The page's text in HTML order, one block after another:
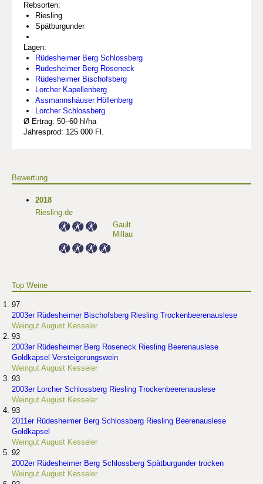
Rebsorten:
Riesling
Spätburgunder
Lagen:
Rüdesheimer Berg Schlossberg
Rüdesheimer Berg Roseneck
Rüdesheimer Bischofsberg
Lorcher Kapellenberg
Assmannshäuser Höllenberg
Lorcher Schlossberg
Ø Ertrag: 50–60 hl/ha
Jahresprod: 125 000 Fl.
Bewertung
2018
Riesling.de
Gault
Millau
Top Weine
97
2003er Rüdesheimer Bischofsberg Riesling Trockenbeerenauslese
Weingut August Kesseler
93
2003er Rüdesheimer Berg Roseneck Riesling Beerenauslese
Goldkapsel Versteigerungswein
Weingut August Kesseler
93
2003er Lorcher Schlossberg Riesling Trockenbeerenauslese
Weingut August Kesseler
93
2011er Rüdesheimer Berg Schlossberg Riesling Beerenauslese
Goldkapsel
Weingut August Kesseler
92
2002er Rüdesheimer Berg Schlossberg Spätburgunder trocken
Weingut August Kesseler